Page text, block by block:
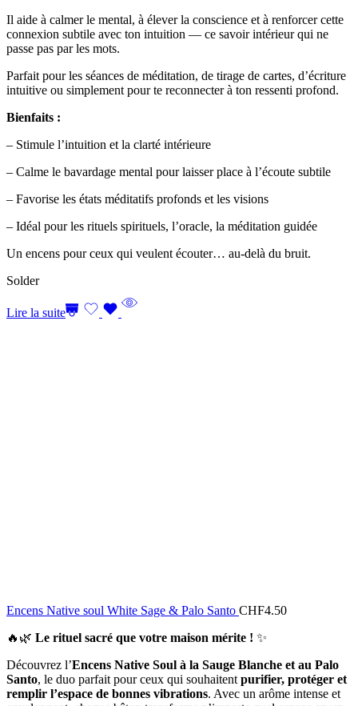
Il aide à calmer le mental, à élever la conscience et à renforcer cette
connexion subtile avec ton intuition — ce savoir intérieur qui ne
passe pas par les mots.
Parfait pour les séances de méditation, de tirage de cartes, d’écriture
intuitive ou simplement pour te reconnecter à ton ressenti profond.
Bienfaits :
– Stimule l’intuition et la clarté intérieure
– Calme le bavardage mental pour laisser place à l’écoute subtile
– Favorise les états méditatifs profonds et les visions
– Idéal pour les rituels spirituels, l’oracle, la méditation guidée
Un encens pour ceux qui veulent écouter… au-delà du bruit.
Solder
Lire la suite
Encens Native soul White Sage & Palo Santo CHF4.50
🔥🌿 Le rituel sacré que votre maison mérite ! ✨
Découvrez l’Encens Native Soul à la Sauge Blanche et au Palo
Santo, le duo parfait pour ceux qui souhaitent purifier, protéger et
remplir l’espace de bonnes vibrations. Avec un arôme intense et